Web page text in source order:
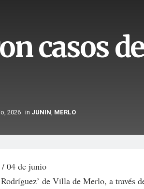
casos
2026 in JUNIN, MERLO
04 de junio
de Villa de Merlo, a través